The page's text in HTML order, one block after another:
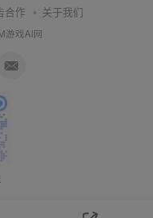
合作 关于我们
游戏AI网